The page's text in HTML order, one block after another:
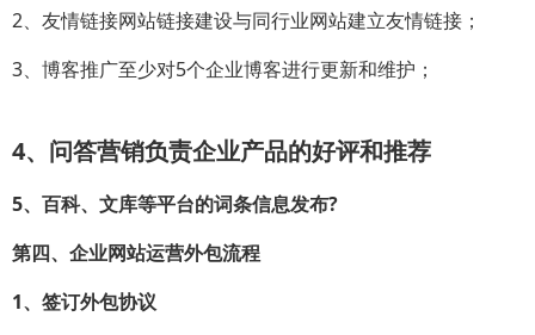
2、友情链接网站链接建设与同行业网站建立友情链接；
3、博客推广至少对5个企业博客进行更新和维护；
4、问答营销负责企业产品的好评和推荐
5、百科、文库等平台的词条信息发布?
第四、企业网站运营外包流程
1、签订外包协议